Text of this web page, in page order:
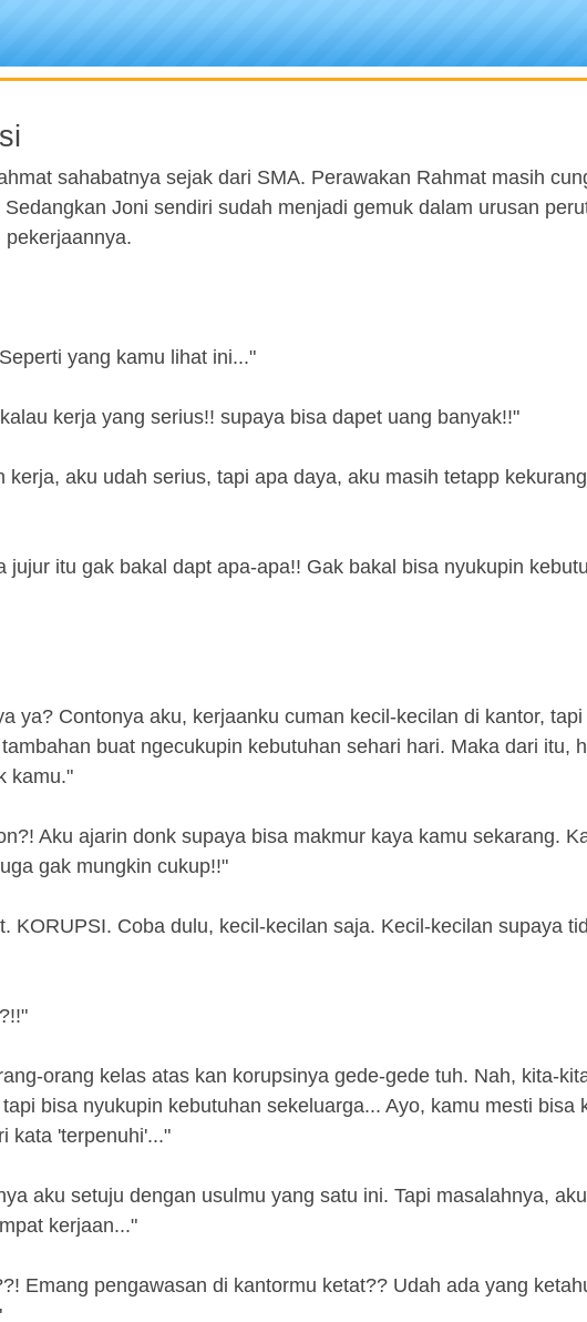
sahabatnya sejak dari SMA. Perawakan Rahmat masih
Joni sendiri sudah menjadi gemuk dalam urusan
yang kamu lihat ini..."
kerja yang serius!! supaya bisa dapet uang banyak!!"
aku udah serius, tapi apa daya, aku masih tetapp
jujur itu gak bakal dapt apa-apa!! Gak bakal bisa nyukupin
ya? Contonya aku, kerjaanku cuman kecil-kecilan di kantor,
buat ngecukupin kebutuhan sehari hari. Maka dari itu,
kamu."
Aku ajarin donk supaya bisa makmur kaya kamu sekarang.
gak mungkin cukup!!"
KORUPSI. Coba dulu, kecil-kecilan saja. Kecil-kecilan supaya
orang kelas atas kan korupsinya gede-gede tuh. Nah, kita-
bisa nyukupin kebutuhan sekeluarga... Ayo, kamu mesti bisa
kata 'terpenuhi'..."
aku setuju dengan usulmu yang satu ini. Tapi masalahnya,
kerjaan..."
Emang pengawasan di kantormu ketat?? Udah ada yang